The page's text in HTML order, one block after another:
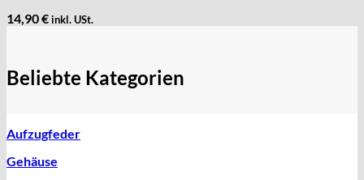
14,90€inkl. USt.
Beliebte Kategorien
Aufzugfeder
Gehäuse